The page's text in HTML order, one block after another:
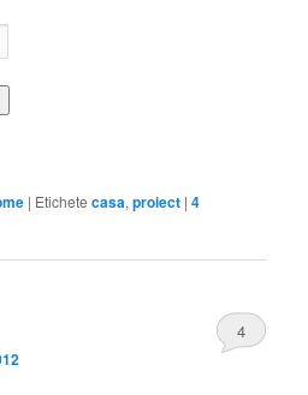
| Etichete casa,proiect |4
4